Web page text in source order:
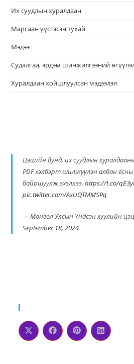
Их суудлын хуралдаан
Маргаан үүсгэсэн тухай
Мэдээ
Судалгаа, эрдэм шинжилгээний
Хуралдаан хойшлуулсан мэдээлэл
Цэцийн дунд, их суудлын
PDF хэлбэрт шилжүүлэн албан
байршуулж эхэллээ.https://t.co/
pic.twitter.com/AxUQTMMSPq
— Монгол Улсын Үндсэн хуулийн
September 18, 2024